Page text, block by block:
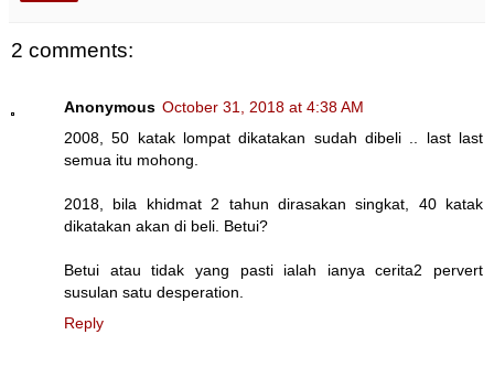
2 comments:
Anonymous October 31, 2018 at 4:38 AM
2008, 50 katak lompat dikatakan sudah dibeli .. last last
semua itu mohong.
2018, bila khidmat 2 tahun dirasakan singkat, 40 katak
dikatakan akan di beli. Betui?
Betui atau tidak yang pasti ialah ianya cerita2 pervert
susulan satu desperation.
Reply